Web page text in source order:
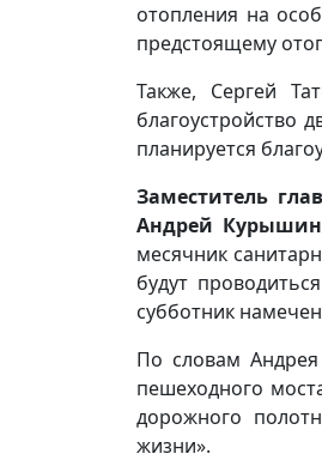
отопления на
предстоящему
Также, Сергей
благоустройство
планируется
Заместитель
Андрей Курышин
месячник
будут
субботник
По словам
пешеходного
дорожного
жизни».